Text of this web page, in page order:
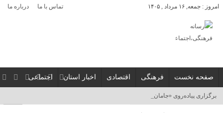
امروز : جمعه, ۱۶ مرداد , ۱۴۰۵ تماس با ما درباره ما
صفحه نخست فرهنگی اقتصادی اخبار استان اجتماعی
برگزاری پیاده‌روی «جاماندگان ا_